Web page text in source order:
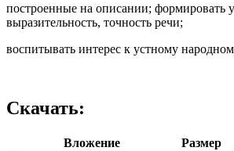
построенные на описании; формировать
выразительность, точность речи;
воспитывать интерес к устному
Скачать:
Вложение
Размер